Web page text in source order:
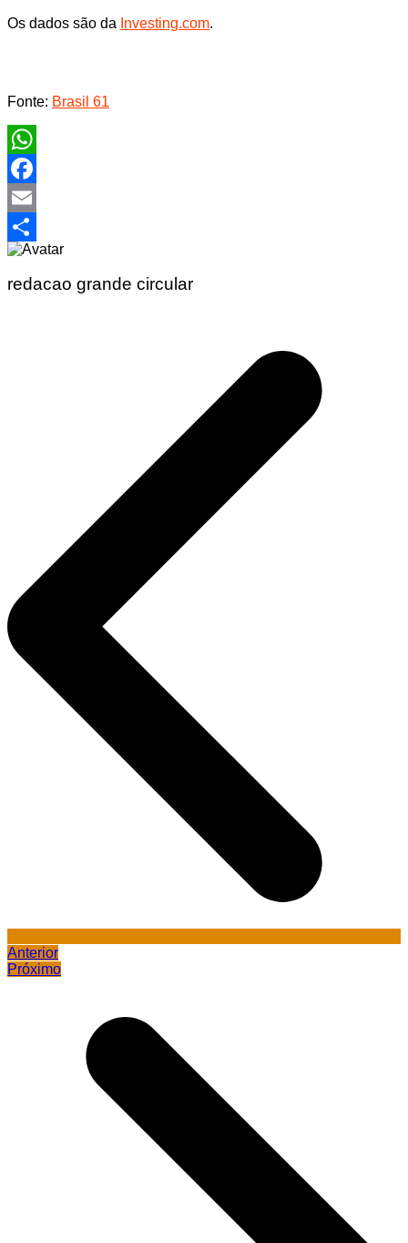
Os dados são da Investing.com.
Fonte: Brasil 61
WhatsApp
Facebook
Email
Share
redacao grande circular
Anterior
Próximo